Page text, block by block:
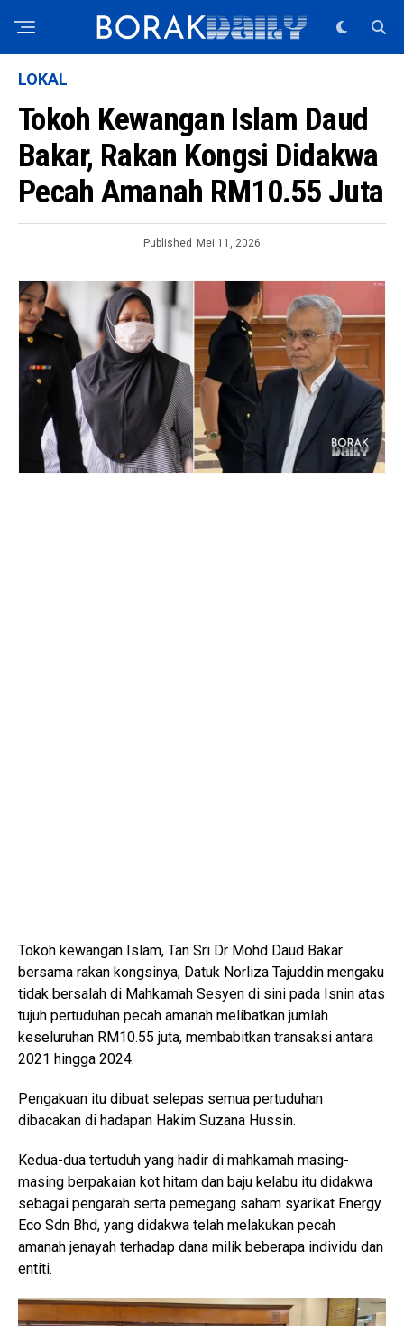
LOKAL
Tokoh Kewangan Islam Daud
Bakar, Rakan Kongsi Didakwa
Pecah Amanah RM10.55 Juta
Published Mei 11, 2026
Tokoh kewangan Islam, Tan Sri Dr Mohd Daud Bakar
bersama rakan kongsinya, Datuk Norliza Tajuddin mengaku
tidak bersalah di Mahkamah Sesyen di sini pada Isnin atas
tujuh pertuduhan pecah amanah melibatkan jumlah
keseluruhan RM10.55 juta, membabitkan transaksi antara
2021 hingga 2024.
Pengakuan itu dibuat selepas semua pertuduhan
dibacakan di hadapan Hakim Suzana Hussin.
Kedua-dua tertuduh yang hadir di mahkamah masing-
masing berpakaian kot hitam dan baju kelabu itu didakwa
sebagai pengarah serta pemegang saham syarikat Energy
Eco Sdn Bhd, yang didakwa telah melakukan pecah
amanah jenayah terhadap dana milik beberapa individu dan
entiti.